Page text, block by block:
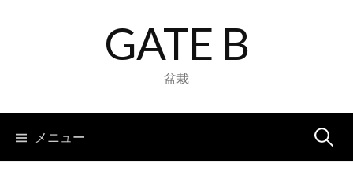
キ
GATE B
盆栽
メニュー 検